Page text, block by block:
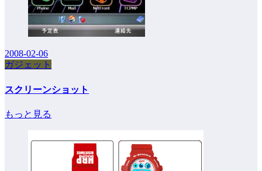
2008-02-06
ガジェット
スクリーンショット
もっと見る